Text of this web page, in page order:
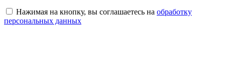
Нажимая на кнопку, вы соглашаетесь на обработку
персональных данных